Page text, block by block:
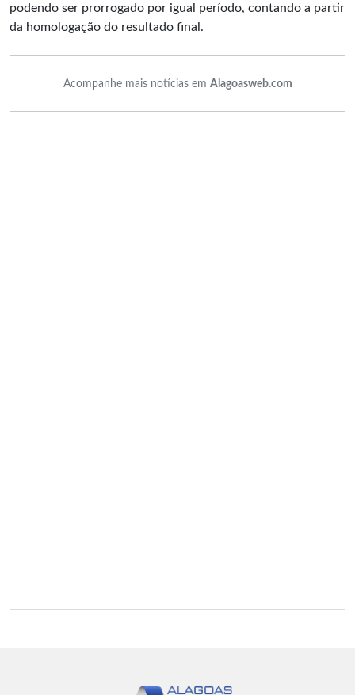
podendo ser prorrogado por igual período, contando a partir
da homologação do resultado final.
Acompanhe mais notícias em Alagoasweb.com